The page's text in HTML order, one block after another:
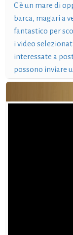
C'è un mare di
barca, magari a
fantastico per
i video
interessate a
possono inviare